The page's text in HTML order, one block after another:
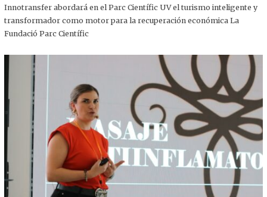
,
0
2
Innotransfer abordará en el Parc Científic UV el turismo inteligente y
transformador como motor para la recuperación económica La
Fundació Parc Científic